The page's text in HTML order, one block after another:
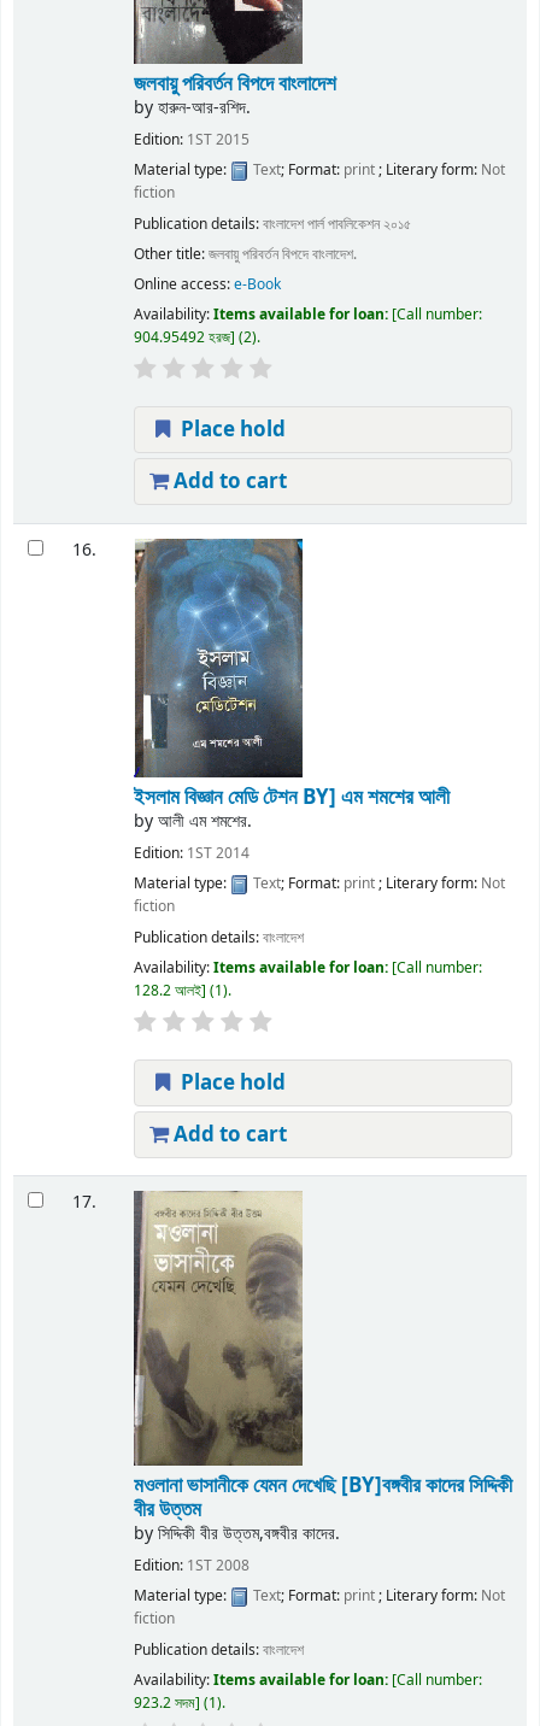
জলবায়ু পরিবর্তন বিপদে বাংলাদেশ
byহারুন-আর-রশিদ.
Edition: 1ST 2015
Material type:
Text; Format: print; Literary form: Not
fiction
Publication details:বাংলাদেশপার্ল পাবলিকেশন ২০১৫
Other title:জলবায়ু পরিবর্তন বিপদে বাংলাদেশ.
Online access:e-Book
Availability:Items available for loan: Call number:
904.95492 হরজ (2).
Place hold
Add to cart
16.
ইসলাম বিজ্ঞান মেডি টেশনBY] এম শমশের আলী
byআলী এম শমশের.
Edition: 1ST 2014
Material type:
Text; Format: print; Literary form: Not
fiction
Publication details:বাংলাদেশ
Availability:Items available for loan: Call number:
128.2 আলই (1).
Place hold
Add to cart
17.
মওলানা ভাসানীকে যেমন দেখেছি[BY]বঙ্গবীর কাদের সিদ্দিকী
বীর উত্তম
byসিদ্দিকী বীর উত্তম,বঙ্গবীর কাদের.
Edition: 1ST 2008
Material type:
Text; Format: print; Literary form: Not
fiction
Publication details:বাংলাদেশ
Availability:Items available for loan: Call number:
923.2 সদম (1).